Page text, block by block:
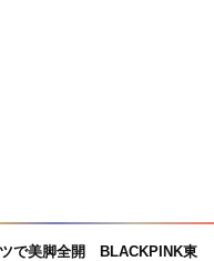
で美脚全開 BLACKPINK東